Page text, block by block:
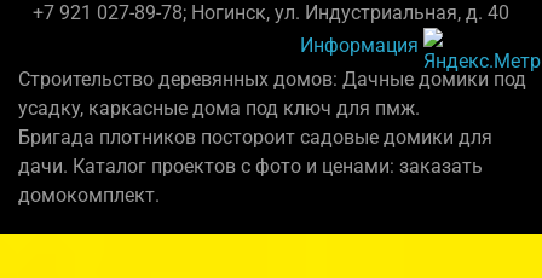
+7 921 027-89-78; Ногинск, ул. Индустриальная, д. 40
Информация
Строительство деревянных домов: Дачные домики под
усадку, каркасные дома под ключ для пмж.
Бригада плотников постороит садовые домики для
дачи. Каталог проектов с фото и ценами: заказать
домокомплект.